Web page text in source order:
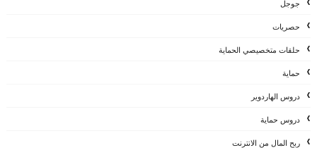
جوجل
حصريات
حلقات متخصيصي الحماية
حماية
دروس الهاردوير
دروس حماية
ربح المال من الانترنت